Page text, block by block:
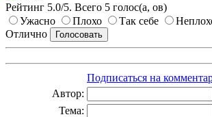
Рейтинг 5.0/5. Всего 5 голос(а, ов)
Ужасно
Плохо Так себе
Отлично
Подписаться на
Автор:
Тема: